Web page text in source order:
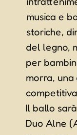
Il ballo
Duo Alne
Sabina
alla band